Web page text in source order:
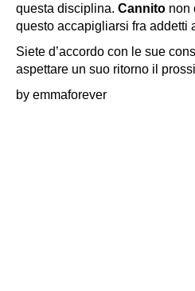
questa disciplina. Cannito non
questo accapigliarsi fra addetti
Siete d’accordo con le sue
aspettare un suo ritorno il
by emmaforever